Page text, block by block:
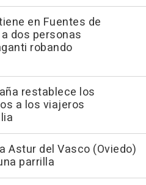
en Fuentes de
dos personas
robando
restablece los
a los viajeros
Astur del Vasco (Oviedo)
parrilla